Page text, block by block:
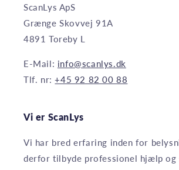
ScanLys ApS
Grænge Skovvej 91A
4891 Toreby L
E-Mail: info@scanlys.dk
Tlf. nr:+45 92 82 00 88
Vi er ScanLys
Vi har bred erfaring inden for
derfor tilbyde professionel hjælp og